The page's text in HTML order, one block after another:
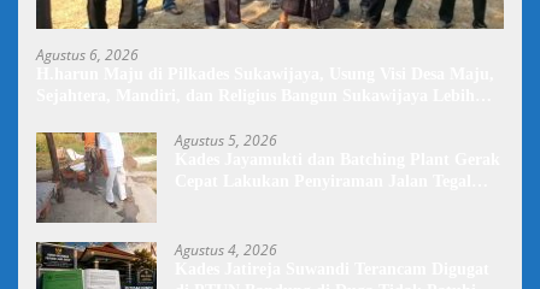
Agustus 6, 2026
Agustus 5, 2026
Agustus 4, 2026